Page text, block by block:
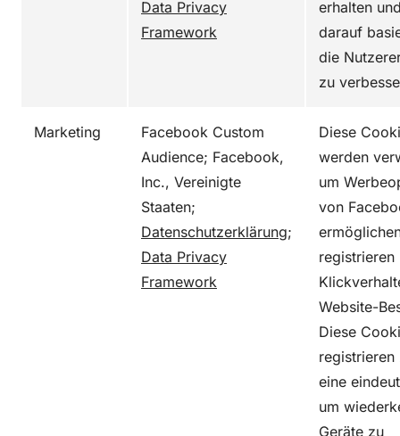
Data Privacy
Framework
erhalten
darauf
die
zu
Marketing
Facebook Custom
Audience; Facebook,
Inc., Vereinigte
Staaten;
Datenschutzerklärung;
Data Privacy
Framework
Diese
werden
um
von
registrieren
Website-
Diese
registrieren
eine
um
Geräte zu